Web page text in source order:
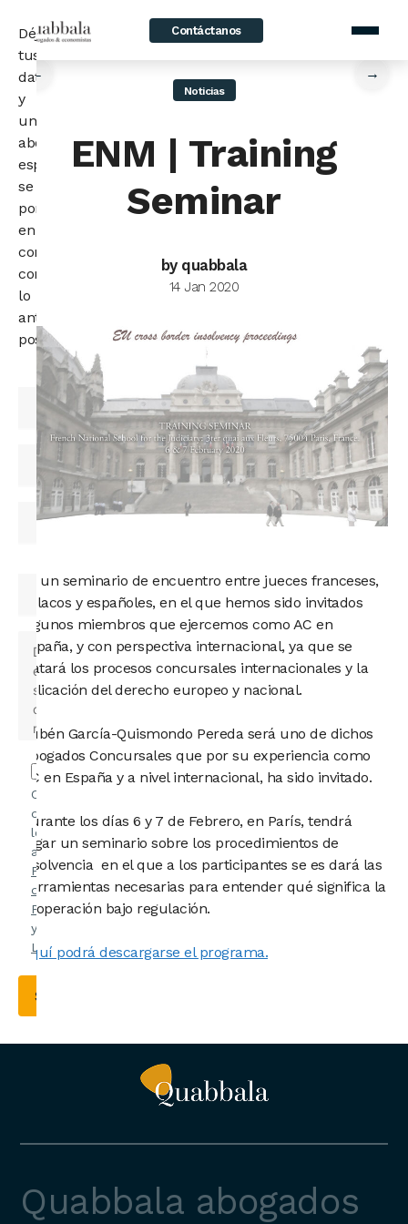
Contáctanos
home / News ENM | Training Seminar
←
Noticias
→
ENM | Training
Seminar
by quabbala
14 Jan 2020
Es un seminario de encuentro entre jueces franceses,
polacos y españoles, en el que hemos sido invitados
algunos miembros que ejercemos como AC en
España, y con perspectiva internacional, ya que se
tratará los procesos concursales internacionales y la
aplicación del derecho europeo y nacional.
Rubén García-Quismondo Pereda será uno de dichos
Abogados Concursales que por su experiencia como
AC en España y a nivel internacional, ha sido invitado.
Durante los días 6 y 7 de Febrero, en París, tendrá
lugar un seminario sobre los procedimientos de
insolvencia en el que a los participantes se es dará las
herramientas necesarias para entender qué significa la
cooperación bajo regulación.
Aquí podrá descargarse el programa.
Déjanos
tus
datos
y
un
abogado
especialista
se
pondrá
en
contacto
contigo
lo
antes
posible.
Confirmo
que he
leído y
acepto la
Política
de
Privacidad
y el
Legal.
Quabbala abogados